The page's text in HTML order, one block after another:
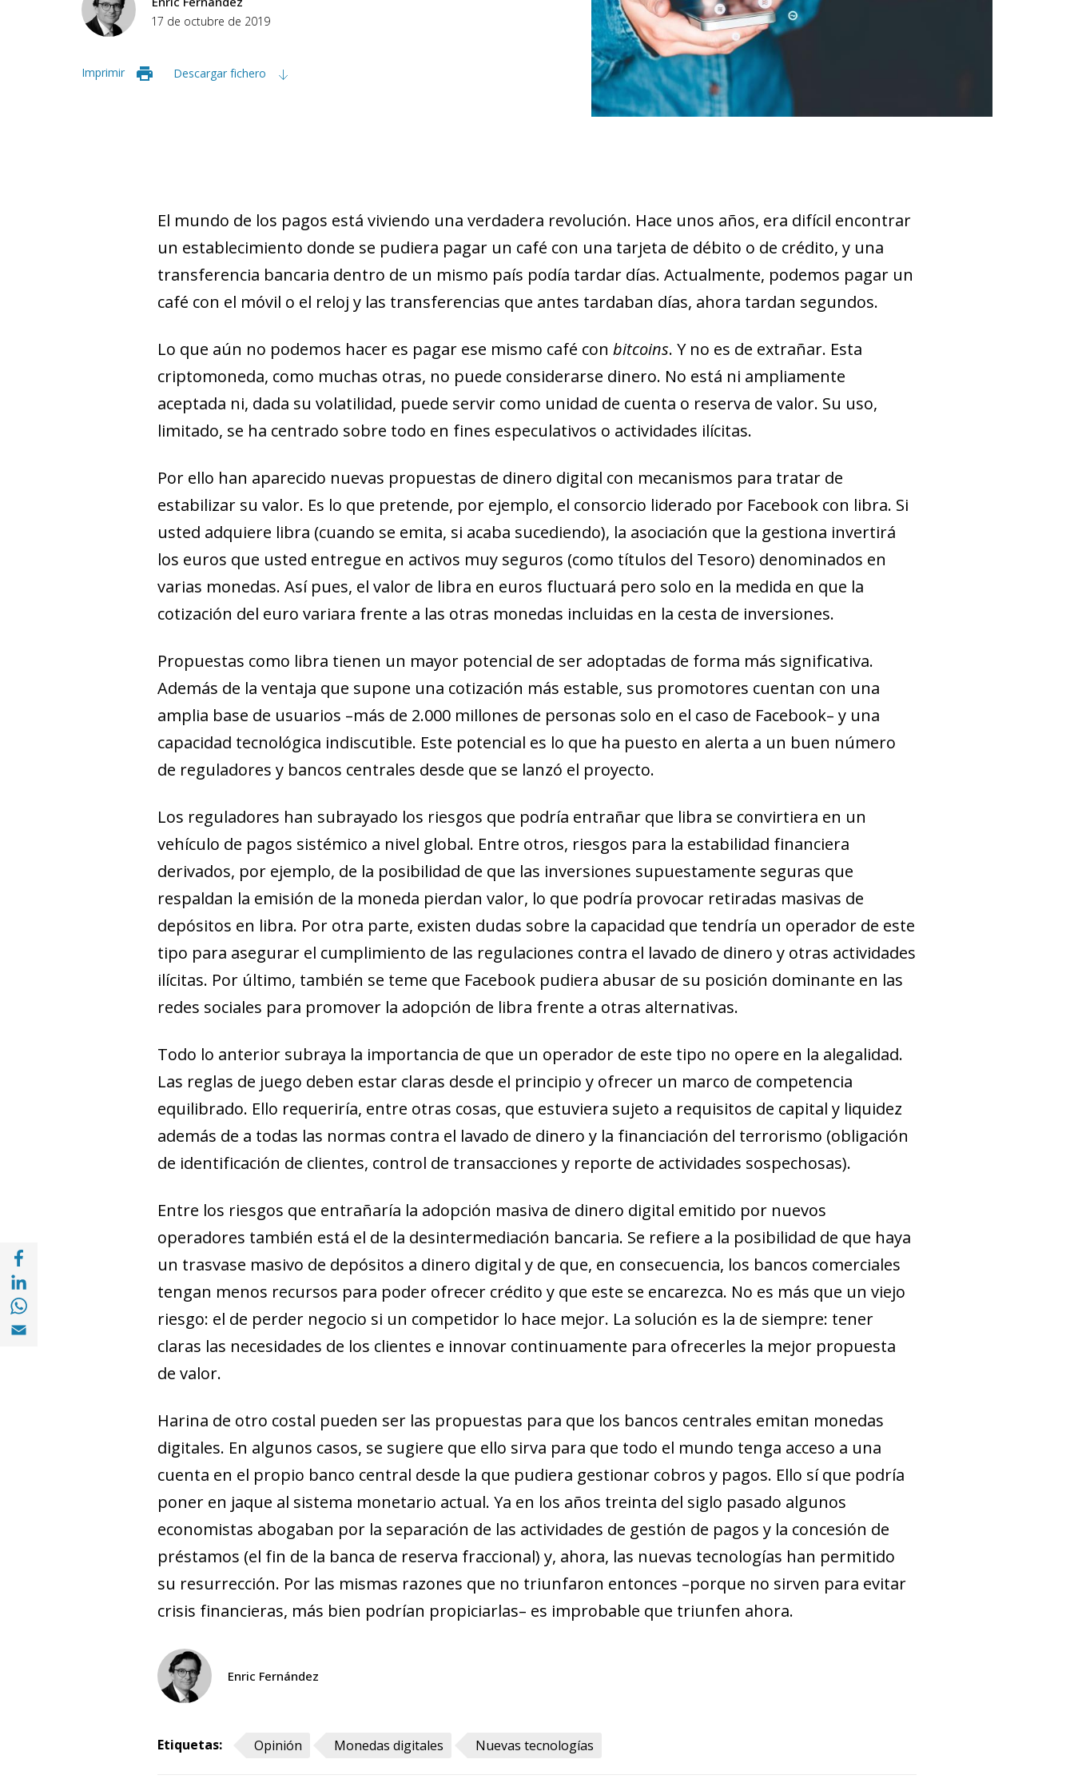
17 de octubre de 2019
Imprimir Descargar fichero
Compartir en Facebook (opens in a new window)
Compartir en with Linkedin (opens in a new window)
Compartir en with Whatsapp (opens in a new window)
Compartir en Email (opens in a new window)
El mundo de los pagos está viviendo una verdadera revolución. Hace unos años, era difícil encontrar
un establecimiento donde se pudiera pagar un café con una tarjeta de débito o de crédito, y una
transferencia bancaria dentro de un mismo país podía tardar días. Actualmente, podemos pagar un
café con el móvil o el reloj y las transferencias que antes tardaban días, ahora tardan segundos.
Lo que aún no podemos hacer es pagar ese mismo café con bitcoins. Y no es de extrañar. Esta
criptomoneda, como muchas otras, no puede considerarse dinero. No está ni ampliamente
aceptada ni, dada su volatilidad, puede servir como unidad de cuenta o reserva de valor. Su uso,
limitado, se ha centrado sobre todo en fines especulativos o actividades ilícitas.
Por ello han aparecido nuevas propuestas de dinero digital con mecanismos para tratar de
estabilizar su valor. Es lo que pretende, por ejemplo, el consorcio liderado por Facebook con libra. Si
usted adquiere libra (cuando se emita, si acaba sucediendo), la asociación que la gestiona invertirá
los euros que usted entregue en activos muy seguros (como títulos del Tesoro) denominados en
varias monedas. Así pues, el valor de libra en euros fluctuará pero solo en la medida en que la
cotización del euro variara frente a las otras monedas incluidas en la cesta de inversiones.
Propuestas como libra tienen un mayor potencial de ser adoptadas de forma más significativa.
Además de la ventaja que supone una cotización más estable, sus promotores cuentan con una
amplia base de usuarios –más de 2.000 millones de personas solo en el caso de Facebook– y una
capacidad tecnológica indiscutible. Este potencial es lo que ha puesto en alerta a un buen número
de reguladores y bancos centrales desde que se lanzó el proyecto.
Los reguladores han subrayado los riesgos que podría entrañar que libra se convirtiera en un
vehículo de pagos sistémico a nivel global. Entre otros, riesgos para la estabilidad financiera
derivados, por ejemplo, de la posibilidad de que las inversiones supuestamente seguras que
respaldan la emisión de la moneda pierdan valor, lo que podría provocar retiradas masivas de
depósitos en libra. Por otra parte, existen dudas sobre la capacidad que tendría un operador de este
tipo para asegurar el cumplimiento de las regulaciones contra el lavado de dinero y otras actividades
ilícitas. Por último, también se teme que Facebook pudiera abusar de su posición dominante en las
redes sociales para promover la adopción de libra frente a otras alternativas.
Todo lo anterior subraya la importancia de que un operador de este tipo no opere en la alegalidad.
Las reglas de juego deben estar claras desde el principio y ofrecer un marco de competencia
equilibrado. Ello requeriría, entre otras cosas, que estuviera sujeto a requisitos de capital y liquidez
además de a todas las normas contra el lavado de dinero y la financiación del terrorismo (obligación
de identificación de clientes, control de transacciones y reporte de actividades sospechosas).
Entre los riesgos que entrañaría la adopción masiva de dinero digital emitido por nuevos
operadores también está el de la desintermediación bancaria. Se refiere a la posibilidad de que haya
un trasvase masivo de depósitos a dinero digital y de que, en consecuencia, los bancos comerciales
tengan menos recursos para poder ofrecer crédito y que este se encarezca. No es más que un viejo
riesgo: el de perder negocio si un competidor lo hace mejor. La solución es la de siempre: tener
claras las necesidades de los clientes e innovar continuamente para ofrecerles la mejor propuesta
de valor.
Harina de otro costal pueden ser las propuestas para que los bancos centrales emitan monedas
digitales. En algunos casos, se sugiere que ello sirva para que todo el mundo tenga acceso a una
cuenta en el propio banco central desde la que pudiera gestionar cobros y pagos. Ello sí que podría
poner en jaque al sistema monetario actual. Ya en los años treinta del siglo pasado algunos
economistas abogaban por la separación de las actividades de gestión de pagos y la concesión de
préstamos (el fin de la banca de reserva fraccional) y, ahora, las nuevas tecnologías han permitido
su resurrección. Por las mismas razones que no triunfaron entonces –porque no sirven para evitar
crisis financieras, más bien podrían propiciarlas– es improbable que triunfen ahora.
Enric Fernández
Etiquetas: Opinión Monedas digitales Nuevas tecnologías